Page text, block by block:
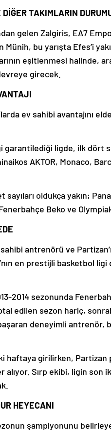
TAKIMLARIN
gelen Zalgiris, EA7
Münih, bu yarışta Efes’i
eşitlenmesi halinde,
girecek.
ev sahibi avantajını
garantilediği ligde, ilk dört
AKTOR, Monaco,
sayıları oldukça yakın;
Beko ve
antrenörü ve
en prestijli basketbol ligi
2014 sezonunda
edilen sezon hariç,
deneyimli
haftaya girilirken,
alıyor. Sırp ekibi, ligin
HEYECANI
şampiyonunu